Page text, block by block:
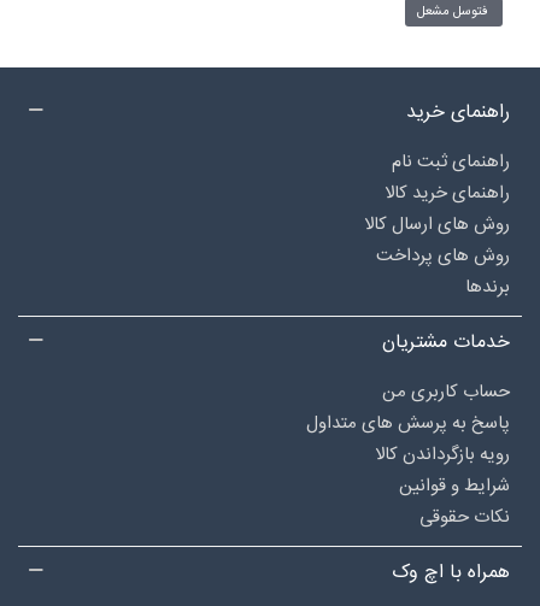
فتوسل مشعل
راهنمای خرید
راهنمای ثبت نام
راهنمای خرید کالا
روش های ارسال کالا
روش های پرداخت
برندها
خدمات مشتریان
حساب کاربری من
پاسخ به پرسش های متداول
رویه بازگرداندن کالا
شرایط و قوانین
نکات حقوقی
همراه با اچ وک